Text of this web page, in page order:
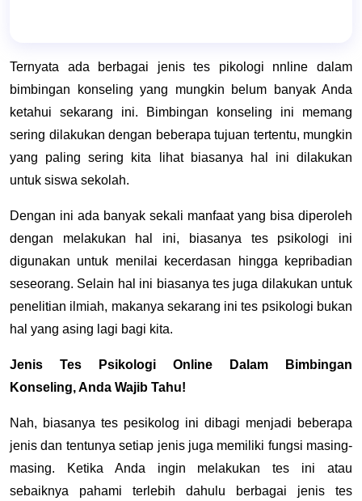
Ternyata ada berbagai jenis tes pikologi nnline dalam
bimbingan konseling yang mungkin belum banyak Anda
ketahui sekarang ini. Bimbingan konseling ini memang
sering dilakukan dengan beberapa tujuan tertentu, mungkin
yang paling sering kita lihat biasanya hal ini dilakukan
untuk siswa sekolah.
Dengan ini ada banyak sekali manfaat yang bisa diperoleh
dengan melakukan hal ini, biasanya tes psikologi ini
digunakan untuk menilai kecerdasan hingga kepribadian
seseorang. Selain hal ini biasanya tes juga dilakukan untuk
penelitian ilmiah, makanya sekarang ini tes psikologi bukan
hal yang asing lagi bagi kita.
Jenis Tes Psikologi Online Dalam Bimbingan
Konseling, Anda Wajib Tahu!
Nah, biasanya tes pesikolog ini dibagi menjadi beberapa
jenis dan tentunya setiap jenis juga memiliki fungsi masing-
masing. Ketika Anda ingin melakukan tes ini atau
sebaiknya pahami terlebih dahulu berbagai jenis tes